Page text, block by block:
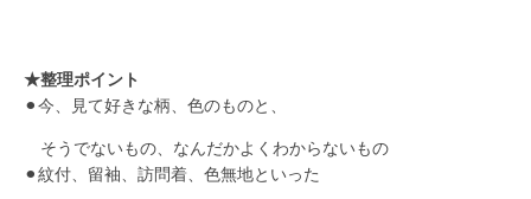
★整理ポイント
⚫︎今、見て好きな柄、色のものと、
そうでないもの、なんだかよくわからないもの
⚫︎紋付、留袖、訪問着、色無地といった